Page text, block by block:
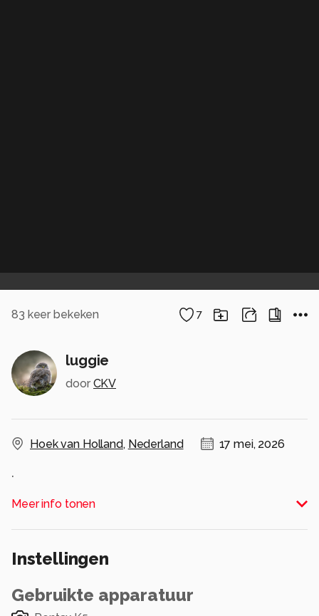
83 keer bekeken 7
luggie
door CKV
Hoek van Holland, Nederland 17 mei, 2026
.
Alle rechten voorbehouden
Meer info tonen
Instellingen
Gebruikte apparatuur